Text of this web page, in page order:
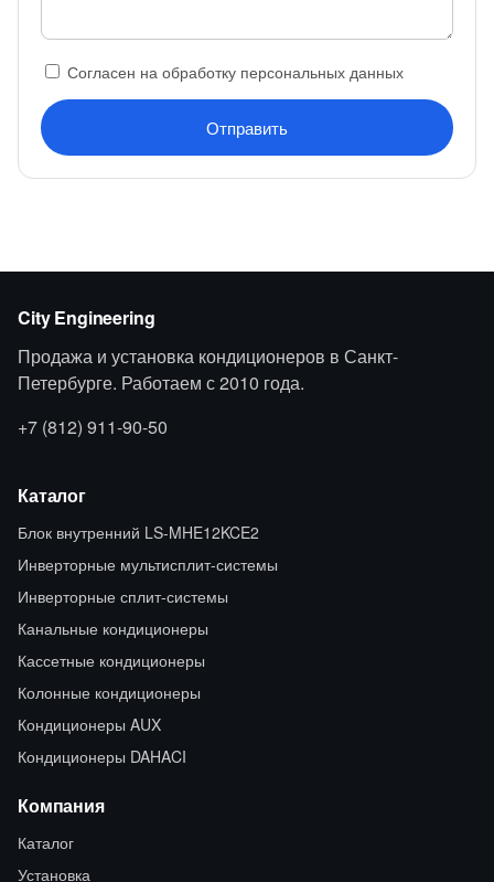
Согласен на обработку персональных данных
Отправить
City Engineering
Продажа и установка кондиционеров в Санкт-
Петербурге. Работаем с 2010 года.
+7 (812) 911-90-50
Каталог
Блок внутренний LS-MHE12KCE2
Инверторные мультисплит-системы
Инверторные сплит-системы
Канальные кондиционеры
Кассетные кондиционеры
Колонные кондиционеры
Кондиционеры AUX
Кондиционеры DAHACI
Компания
Каталог
Установка